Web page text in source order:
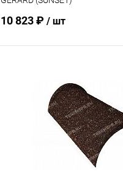
10 823 ₽ / шт
Купить в 1 клик
В избранное